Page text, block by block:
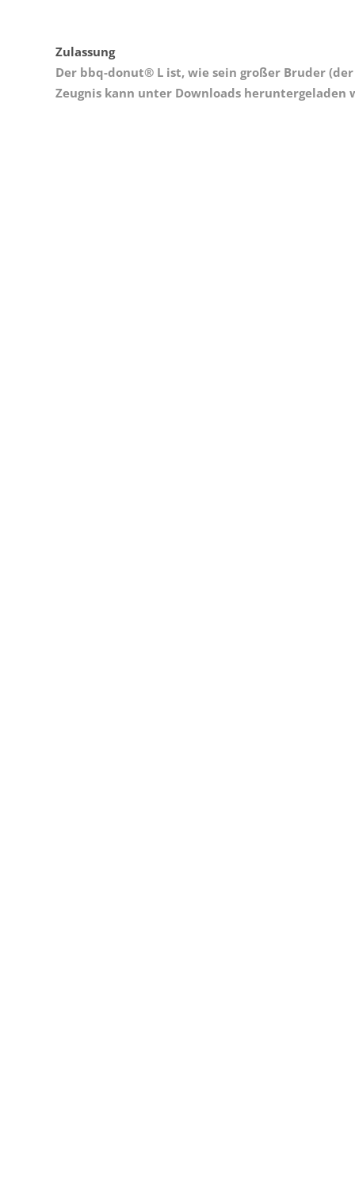
Zulassung
Der bbq-donut® L ist, wie sein großer Bruder
Zeugnis kann unter Downloads heruntergeladen